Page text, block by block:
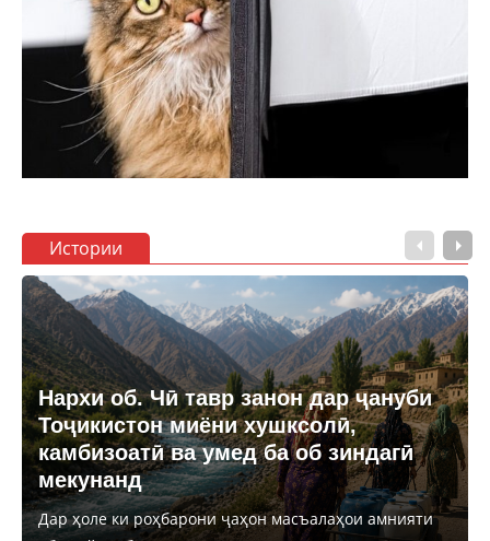
Истории
Нархи об. Чӣ тавр занон дар ҷануби
Тоҷикистон миёни хушксолӣ,
камбизоатӣ ва умед ба об зиндагӣ
мекунанд
Дар ҳоле ки роҳбарони ҷаҳон масъалаҳои амнияти